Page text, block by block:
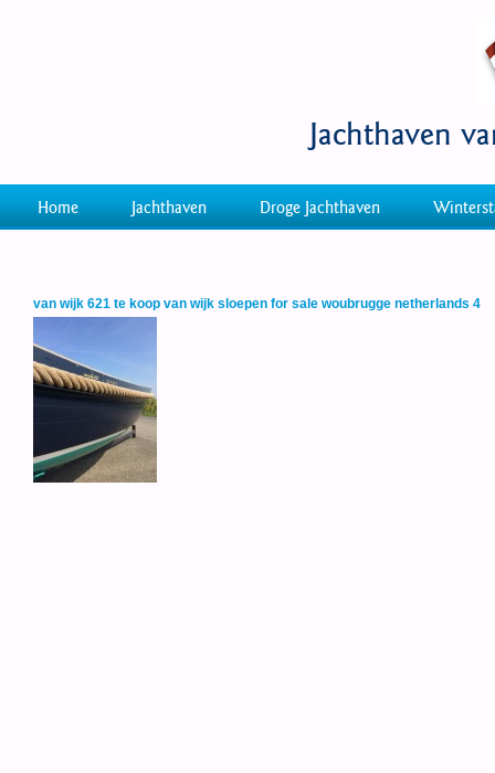
Jachthaven
Home Jachthaven Droge Jachthaven
van wijk 621 te koop van wijk sloepen for sale woubrugge netherlands 4